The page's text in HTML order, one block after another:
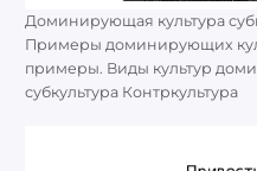
Доминирующая культура
Примеры доминирующих
примеры. Виды культур
субкультура Контркультура